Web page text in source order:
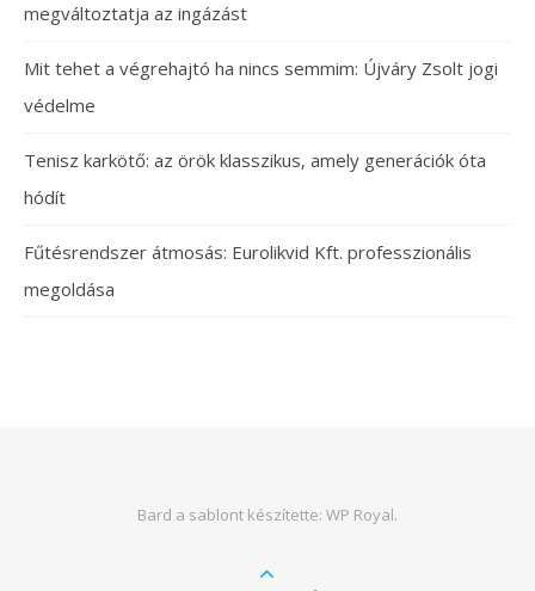
megváltoztatja az ingázást
Mit tehet a végrehajtó ha nincs semmim: Újváry Zsolt jogi
védelme
Tenisz karkötő: az örök klasszikus, amely generációk óta
hódít
Fűtésrendszer átmosás: Eurolikvid Kft. professzionális
megoldása
Bard a sablont készítette: WP Royal.